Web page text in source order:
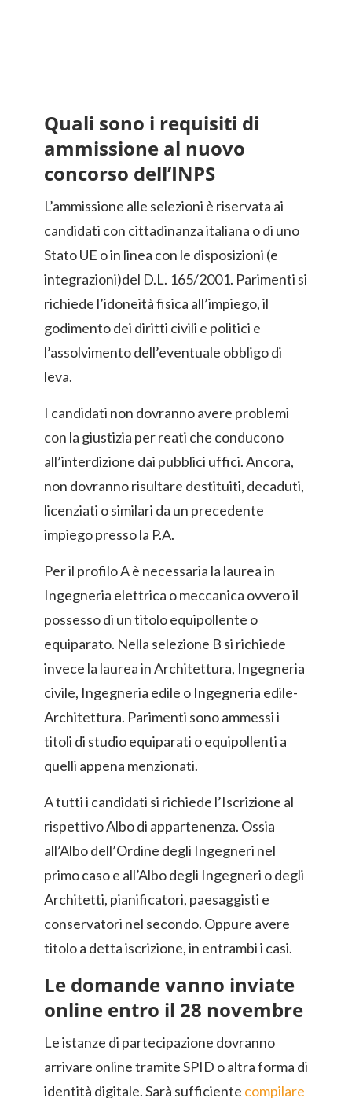
Quali sono i requisiti di
ammissione al nuovo
concorso dell’INPS
L’ammissione alle selezioni è riservata ai
candidati con cittadinanza italiana o di uno
Stato UE o in linea con le disposizioni (e
integrazioni)del D.L. 165/2001. Parimenti si
richiede l’idoneità fisica all’impiego, il
godimento dei diritti civili e politici e
l’assolvimento dell’eventuale obbligo di
leva.
I candidati non dovranno avere problemi
con la giustizia per reati che conducono
all’interdizione dai pubblici uffici. Ancora,
non dovranno risultare destituiti, decaduti,
licenziati o similari da un precedente
impiego presso la P.A.
Per il profilo A è necessaria la laurea in
Ingegneria elettrica o meccanica ovvero il
possesso di un titolo equipollente o
equiparato. Nella selezione B si richiede
invece la laurea in Architettura, Ingegneria
civile, Ingegneria edile o Ingegneria edile-
Architettura. Parimenti sono ammessi i
titoli di studio equiparati o equipollenti a
quelli appena menzionati.
A tutti i candidati si richiede l’Iscrizione al
rispettivo Albo di appartenenza. Ossia
all’Albo dell’Ordine degli Ingegneri nel
primo caso e all’Albo degli Ingegneri o degli
Architetti, pianificatori, paesaggisti e
conservatori nel secondo. Oppure avere
titolo a detta iscrizione, in entrambi i casi.
Le domande vanno inviate
online entro il 28 novembre
Le istanze di partecipazione dovranno
arrivare online tramite SPID o altra forma di
identità digitale. Sarà sufficiente compilare